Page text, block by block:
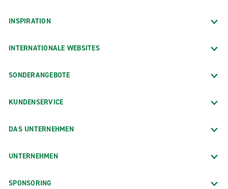
INSPIRATION
INTERNATIONALE WEBSITES
SONDERANGEBOTE
KUNDENSERVICE
DAS UNTERNEHMEN
UNTERNEHMEN
SPONSORING